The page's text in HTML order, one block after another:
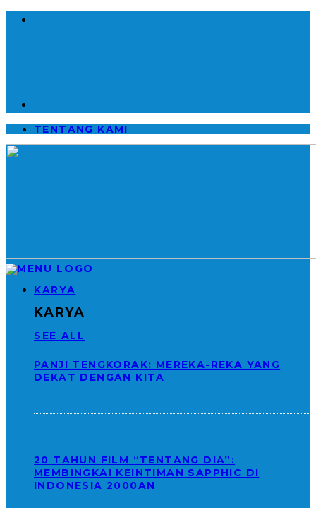
TENTANG KAMI
KARYA
KARYA
SEE ALL
PANJI TENGKORAK: MEREKA-REKA YANG
DEKAT DENGAN KITA
20 TAHUN FILM “TENTANG DIA”:
MEMBINGKAI KEINTIMAN SAPPHIC DI
INDONESIA 2000AN